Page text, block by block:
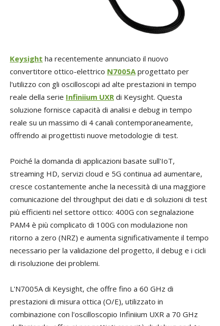
Keysight ha recentemente annunciato il nuovo
convertitore ottico-elettrico N7005A progettato per
l'utilizzo con gli oscilloscopi ad alte prestazioni in tempo
reale della serie Infiniium UXR di Keysight. Questa
soluzione fornisce capacità di analisi e debug in tempo
reale su un massimo di 4 canali contemporaneamente,
offrendo ai progettisti nuove metodologie di test.
Poiché la domanda di applicazioni basate sull'IoT,
streaming HD, servizi cloud e 5G continua ad aumentare,
cresce costantemente anche la necessità di una maggiore
comunicazione del throughput dei dati e di soluzioni di test
più efficienti nel settore ottico: 400G con segnalazione
PAM4 è più complicato di 100G con modulazione non
ritorno a zero (NRZ) e aumenta significativamente il tempo
necessario per la validazione del progetto, il debug e i cicli
di risoluzione dei problemi.
L'N7005A di Keysight, che offre fino a 60 GHz di
prestazioni di misura ottica (O/E), utilizzato in
combinazione con l'oscilloscopio Infiniium UXR a 70 GHz